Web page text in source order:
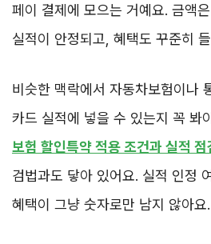
페이 결제에 모으는 거예요. 금액
실적이 안정되고, 혜택도 꾸준히
비슷한 맥락에서 자동차보험이나
카드 실적에 넣을 수 있는지 꼭 봐
보험 할인특약 적용 조건과 실적 점
검법과도 닿아 있어요. 실적 인정
혜택이 그냥 숫자로만 남지 않아요.